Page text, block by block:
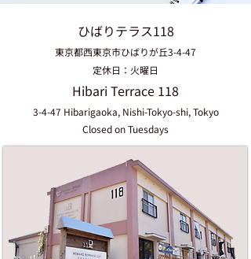
ひばりテラス118
東京都西東京市ひばりが丘3-4-47
定休日：火曜日
​Hibari Terrace 118
3-4-47 Hibarigaoka, Nishi-Tokyo-shi, Tokyo
Closed on Tuesdays